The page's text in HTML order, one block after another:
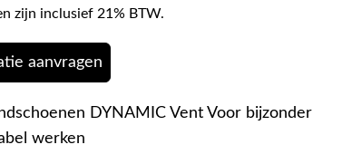
zijn inclusief 21% BTW.
aanvragen
DYNAMIC Vent Voor bijzonder
werken